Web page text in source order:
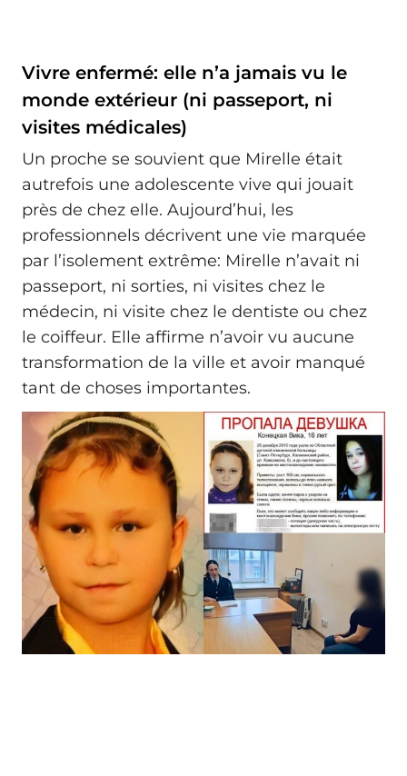
Vivre enfermé: elle n’a jamais vu le
monde extérieur (ni passeport, ni
visites médicales)
Un proche se souvient que Mirelle était
autrefois une adolescente vive qui jouait
près de chez elle. Aujourd’hui, les
professionnels décrivent une vie marquée
par l’isolement extrême: Mirelle n’avait ni
passeport, ni sorties, ni visites chez le
médecin, ni visite chez le dentiste ou chez
le coiffeur. Elle affirme n’avoir vu aucune
transformation de la ville et avoir manqué
tant de choses importantes.